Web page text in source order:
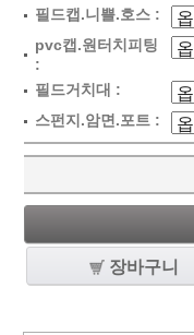
필드캡.니쁠.호스 :
pvc캡.원터치피팅
:
필드거치대 :
스펀지.암면.포트 :
장바구니